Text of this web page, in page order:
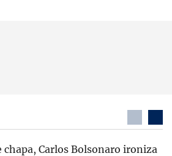
chapa, Carlos Bolsonaro ironiza